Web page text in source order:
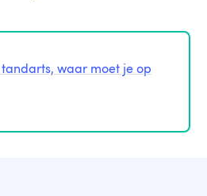
waar moet je op